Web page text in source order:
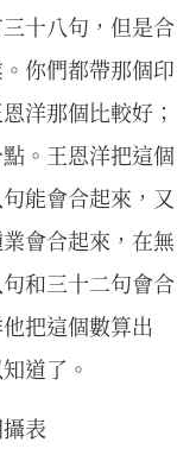
十八句，但是合
你們都帶那個印
洋那個比較好；
。王恩洋把這個
能會合起來，又
會合起來，在無
和三十二句會合
把這個數算出
道了。
表